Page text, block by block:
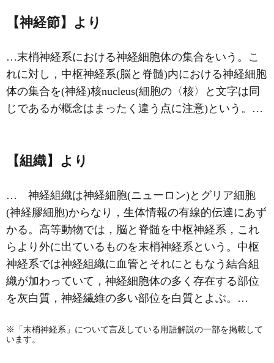
【神経節】より
…末梢神経系における神経細胞体の集合をいう。こ
れに対し，中枢神経系(脳と脊髄)内における神経細胞
体の集合を(神経)核nucleus(細胞の〈核〉と文字は同
じであるが概念はまったく違う点に注意)という。…
【組織】より
… 神経組織は神経細胞(ニューロン)とグリア細胞
(神経膠細胞)からなり，生体情報の有線的伝達にあず
かる。高等動物では，脳と脊髄を中枢神経系，これ
らより外に出ているものを末梢神経系という。中枢
神経系では神経組織に血管とそれにともなう結合組
織が加わっていて，神経細胞体の多く存在する部位
を灰白質，神経繊維の多い部位を白質とよぶ。…
※「末梢神経系」について言及している用語解説の一部を掲載して
います。